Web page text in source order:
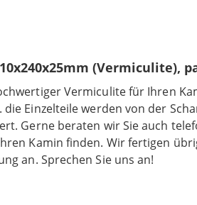
(Vermiculite),
Vermiculite für Ihren
Einzelteile werden von der
Gerne beraten wir Sie auch
Kamin finden. Wir fertigen
an. Sprechen Sie uns an!